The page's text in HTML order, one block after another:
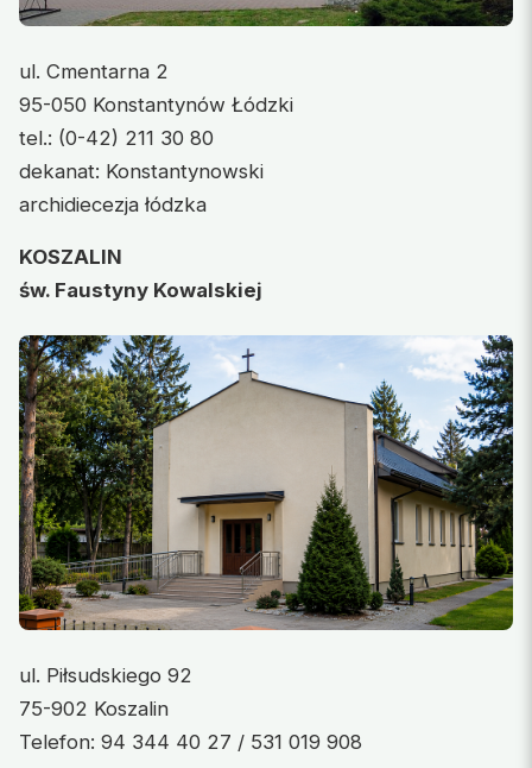
ul. Cmentarna 2
95-050 Konstantynów Łódzki
tel.: (0-42) 211 30 80
dekanat: Konstantynowski
archidiecezja łódzka
KOSZALIN
św. Faustyny Kowalskiej
ul. Piłsudskiego 92
75-902 Koszalin
Telefon: 94 344 40 27 / 531 019 908